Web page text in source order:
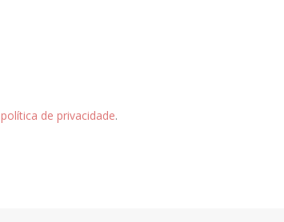
política de privacidade.